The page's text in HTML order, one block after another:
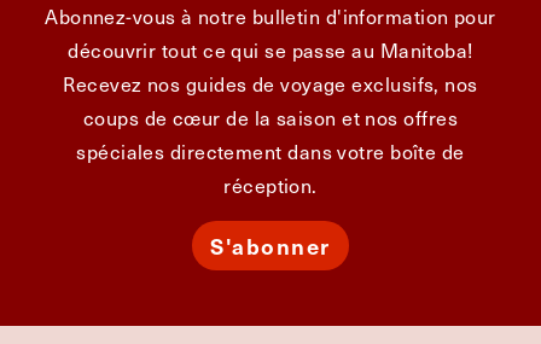
Abonnez-vous à notre bulletin d'information pour
découvrir tout ce qui se passe au Manitoba!
Recevez nos guides de voyage exclusifs, nos
coups de cœur de la saison et nos offres
spéciales directement dans votre boîte de
réception.
S'abonner